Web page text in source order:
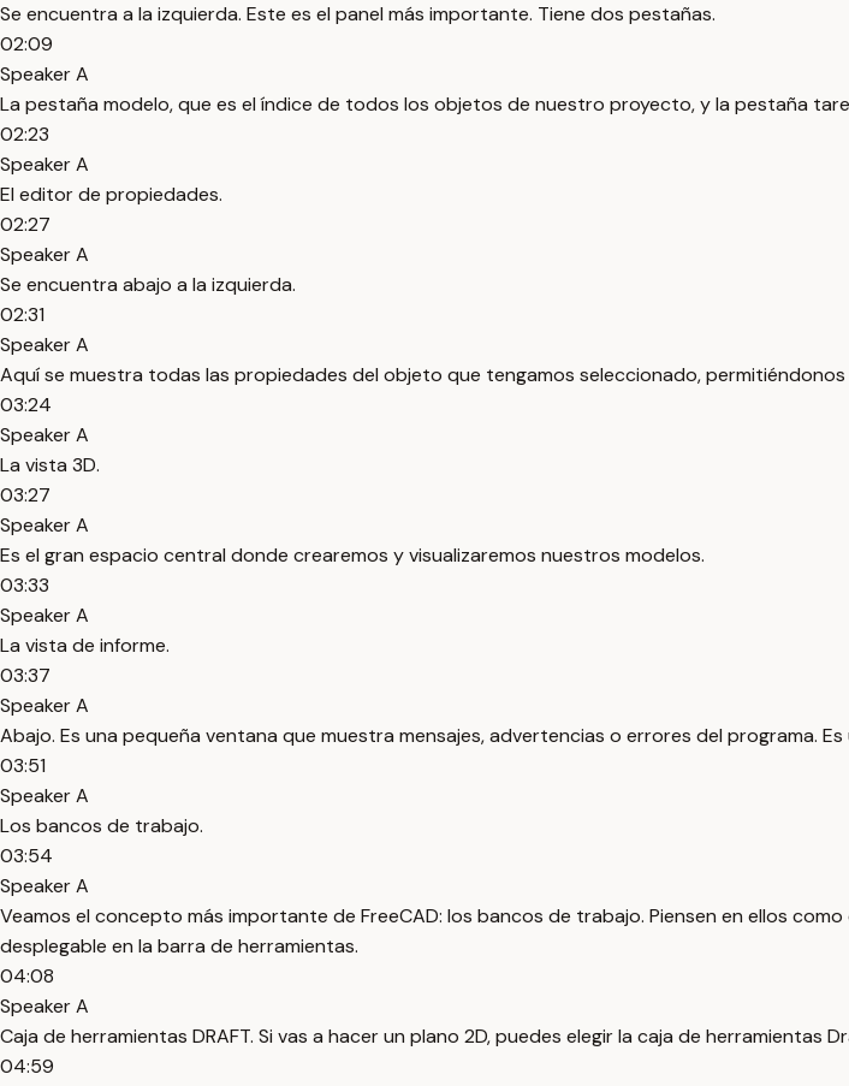
Se encuentra a la izquierda. Este es el panel más importante. Tiene dos pestañas.
02:09
Speaker A
La pestaña modelo, que es el índice de todos los objetos de nuestro proyecto, y la pestaña
02:23
Speaker A
El editor de propiedades.
02:27
Speaker A
Se encuentra abajo a la izquierda.
02:31
Speaker A
Aquí se muestra todas las propiedades del objeto que tengamos seleccionado,
03:24
Speaker A
La vista 3D.
03:27
Speaker A
Es el gran espacio central donde crearemos y visualizaremos nuestros modelos.
03:33
Speaker A
La vista de informe.
03:37
Speaker A
Abajo. Es una pequeña ventana que muestra mensajes, advertencias o errores del programa.
03:51
Speaker A
Los bancos de trabajo.
03:54
Speaker A
Veamos el concepto más importante de FreeCAD: los bancos de trabajo. Piensen en ellos
desplegable en la barra de herramientas.
04:08
Speaker A
Caja de herramientas DRAFT. Si vas a hacer un plano 2D, puedes elegir la caja de herramientas
04:59